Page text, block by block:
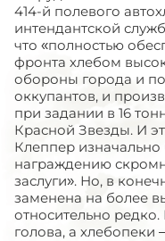
414-й полевого
интендантской
что «полностью
фронта хлебом
обороны города и
оккупантов, и
при задании в 16
Красной Звезды. И
Клеппер
награждению
заслуги». Но, в
заменена на более
относительно
голова, а